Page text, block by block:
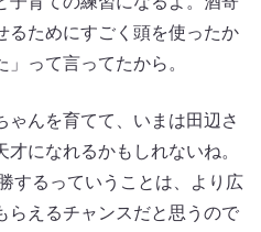
るためにすごく頭を使ったか
って言ってたから。
んを育てて、いまは田辺さ
になれるかもしれないね。
するっていうことは、より広
らえるチャンスだと思うので